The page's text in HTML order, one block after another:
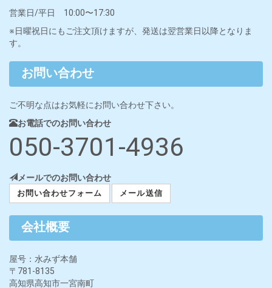
営業日/平日 10:00〜17:30
※日曜祝日にもご注文頂けますが、発送は翌営業日以降となりま
す。
お問い合わせ
ご不明な点はお気軽にお問い合わせ下さい。
お電話でのお問い合わせ
050-3701-4936
メールでのお問い合わせ
お問い合わせフォーム メール送信
会社概要
屋号：水みず本舗
〒781-8135
高知県高知市一宮南町